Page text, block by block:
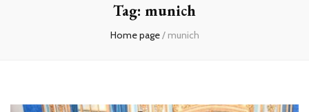
Tag: munich
Home page/ munich